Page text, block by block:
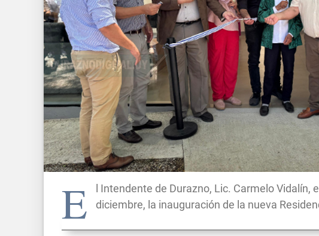
E
l Intendente de Durazno, Lic. Carmelo Vidalín,
diciembre, la inauguración de la nueva